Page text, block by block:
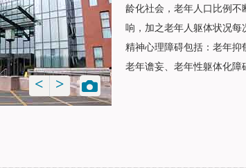
< >
龄化社会，老年人口比例
响，加之老年人躯体状况
精神心理障碍包括：老年
老年谵妄、老年性躯体化